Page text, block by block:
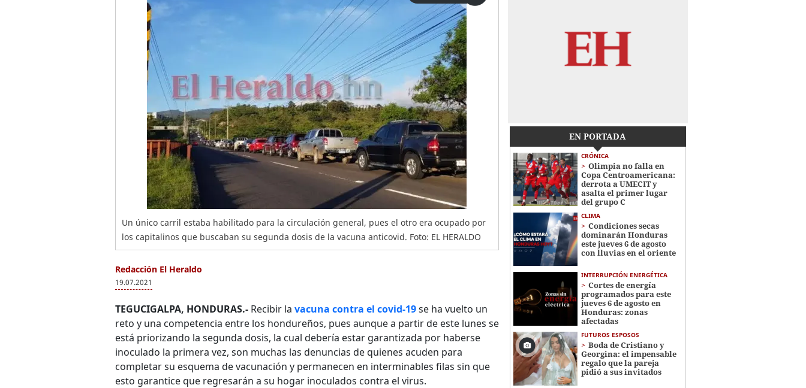
Un único carril estaba habilitado para la circulación general, pues el otro era ocupado por
los capitalinos que buscaban su segunda dosis de la vacuna anticovid. Foto: EL HERALDO
Redacción El Heraldo
19.07.2021
TEGUCIGALPA, HONDURAS.- Recibir la vacuna contra el covid-19se ha vuelto un
reto y una competencia entre los hondureños, pues aunque a partir de este lunes se
está priorizando la segunda dosis, la cual debería estar garantizada por haberse
inoculado la primera vez, son muchas las denuncias de quienes acuden para
completar su esquema de vacunación y permanecen en interminables filas sin que
esto garantice que regresarán a su hogar inoculados contra el virus.
EN PORTADA
CRÓNICA
Olimpia no falla en
Copa Centroamericana:
derrota a UMECIT y
asalta el primer lugar
del grupo C
CLIMA
Condiciones secas
dominarán Honduras
este jueves 6 de agosto
con lluvias en el oriente
INTERRUPCIÓN ENERGÉTICA
Cortes de energía
programados para este
jueves 6 de agosto en
Honduras: zonas
afectadas
FUTUROS ESPOSOS
Boda de Cristiano y
Georgina: el impensable
regalo que la pareja
pidió a sus invitados